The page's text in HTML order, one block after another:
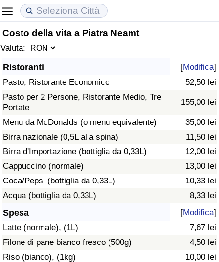
Costo della vita a Piatra Neamt
Valuta:
Ristoranti [Modifica]
Pasto, Ristorante Economico
52,50 lei
Pasto per 2 Persone, Ristorante Medio, Tre
Portate
155,00 lei
Menu da McDonalds (o menu equivalente)
35,00 lei
Birra nazionale (0,5L alla spina)
11,50 lei
Birra d'Importazione (bottiglia da 0,33L)
12,00 lei
Cappuccino (normale)
13,00 lei
Coca/Pepsi (bottiglia da 0,33L)
10,33 lei
Acqua (bottiglia da 0,33L)
8,33 lei
Spesa [Modifica]
Latte (normale), (1L)
7,67 lei
Filone di pane bianco fresco (500g)
4,50 lei
Riso (bianco), (1kg)
10,00 lei
Costo della vita
Indice Del Costo Della Vita (corrente)
Indice Del Costo Della Vita
Indice del Costo della Vita per Nazione
ad Aqaba
Prezzi degli immobili
Indice del Prezzo delle Case (Corrente)
Indice del Prezzo delle Case
Indice del Prezzo delle Case per Nazione
Qualità della Vita
Indice della Qualità della Vita
Indice della Qualità della Vita (Corrente)
Indice della qualità della vita per Paese
Criminalità
Indice del Tasso di Criminalità (Corrente)
Indice della Criminalità
Indice di criminalità per paese